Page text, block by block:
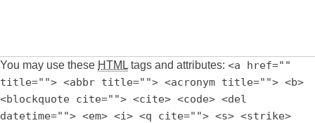
You may use these HTML tags and attributes: <a href=""
title=""> <abbr title=""> <acronym title=""> <b>
<blockquote cite=""> <cite> <code> <del
datetime=""> <em> <i> <q cite=""> <s> <strike>